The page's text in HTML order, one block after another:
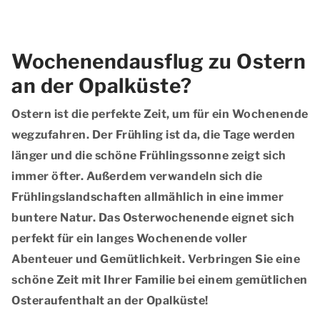
Wochenendausflug zu Ostern
an der Opalküste?
Ostern ist die perfekte Zeit, um für ein Wochenende
wegzufahren. Der Frühling ist da, die Tage werden
länger und die schöne Frühlingssonne zeigt sich
immer öfter. Außerdem verwandeln sich die
Frühlingslandschaften allmählich in eine immer
buntere Natur. Das Osterwochenende eignet sich
perfekt für ein langes Wochenende voller
Abenteuer und Gemütlichkeit. Verbringen Sie eine
schöne Zeit mit Ihrer Familie bei einem gemütlichen
Osteraufenthalt an der Opalküste!